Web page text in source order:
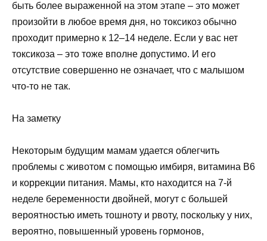
быть более выраженной на этом этапе – это может
произойти в любое время дня, но токсикоз обычно
проходит примерно к 12–14 неделе. Если у вас нет
токсикоза – это тоже вполне допустимо. И его
отсутствие совершенно не означает, что с малышом
что-то не так.
На заметку
Некоторым будущим мамам удается облегчить
проблемы с животом с помощью имбиря, витамина B6
и коррекции питания. Мамы, кто находится на 7-й
неделе беременности двойней, могут с большей
вероятностью иметь тошноту и рвоту, поскольку у них,
вероятно, повышенный уровень гормонов,